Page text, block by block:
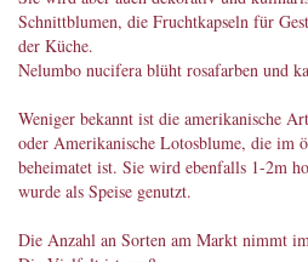
Schnittblumen, die Fruchtkapseln für
der Küche.
Nelumbo nucifera blüht rosafarben und
Weniger bekannt ist die amerikanische
oder Amerikanische Lotosblume, die im
beheimatet ist. Sie wird ebenfalls 1-2m
wurde als Speise genutzt.
Die Anzahl an Sorten am Markt nimmt